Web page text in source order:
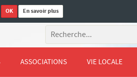
OK En savoir plus
ASSOCIATIONS VIE LOCALE